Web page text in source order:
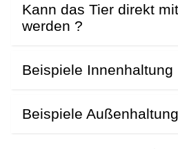
Kann das Tier direkt
werden ?
Beispiele Innenhaltung
Beispiele Außenhaltung